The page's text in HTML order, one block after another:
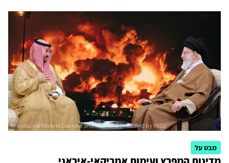
מדיניות החוץ העצמאית והאקטיביסטית של אבו-דאבי, שביקשה
להשתחרר מההגמוניה הסעודית ולבסס לעצמה מעמד מוביל.
התחרות באה לידי ביטוי בזירות עימות שונות וכן במישור הכלכלי,
שם ערב הסעודית מאתגרת את הדומיננטיות האמירתית. כיום,
לנוכח...
מבט על